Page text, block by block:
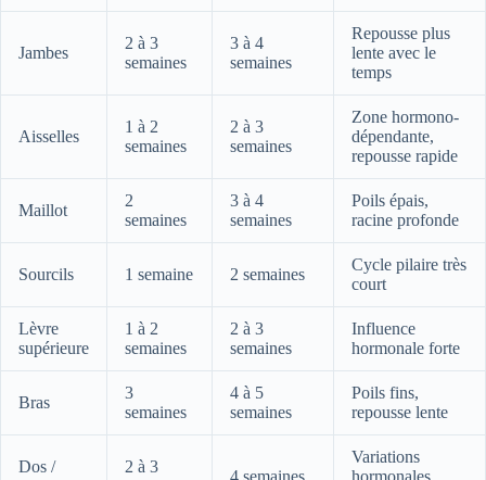
Jambes
2 à 3
semaines
3 à 4
semaines
Repousse plus
lente avec le
temps
Aisselles
1 à 2
semaines
2 à 3
semaines
Zone hormono-
dépendante,
repousse rapide
Maillot
2
semaines
3 à 4
semaines
Poils épais,
racine profonde
Sourcils 1 semaine 2 semaines
Cycle pilaire très
court
Lèvre
supérieure
1 à 2
semaines
2 à 3
semaines
Influence
hormonale forte
Bras
3
semaines
4 à 5
semaines
Poils fins,
repousse lente
Dos /
2 à 3
Variations